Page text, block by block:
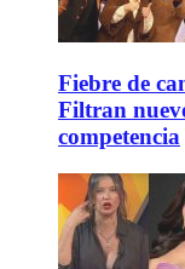
Fiebre de
Filtran
competencia